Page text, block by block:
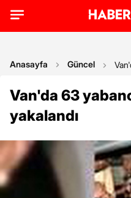
Anasayfa Güncel
Van'da 63
yakalandı